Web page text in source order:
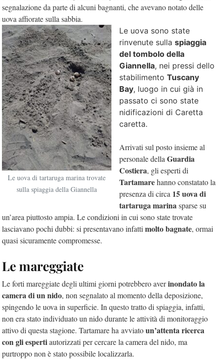
segnalazione da parte di alcuni bagnanti, che avevano notato delle
uova affiorate sulla sabbia.
Le uova di tartaruga marina trovate
sulla spiaggia della Giannella
Le uova sono state
rinvenute sulla spiaggia
del tombolo della
Giannella, nei pressi dello
stabilimento Tuscany
Bay, luogo in cui già in
passato ci sono state
nidificazioni di Caretta
caretta.
Arrivati sul posto insieme al
personale della Guardia
Costiera, gli esperti di
Tartamarehanno constatato la
presenza di circa 15 uova di
tartaruga marinasparse su
un’area piuttosto ampia. Le condizioni in cui sono state trovate
lasciavano pochi dubbi: si presentavano infatti molto bagnate, ormai
quasi sicuramente compromesse.
Le mareggiate
Le forti mareggiate degli ultimi giorni potrebbero averinondato la
camera di un nido, non segnalato al momento della deposizione,
spingendo le uova in superficie. In questo tratto di spiaggia, infatti,
non era stato individuato un nido durante le attività di monitoraggio
attivo di questa stagione. Tartamare ha avviatoun’attenta ricerca
con gli espertiautorizzati per cercare la camera del nido, ma
purtroppo non è stato possibile localizzarla.